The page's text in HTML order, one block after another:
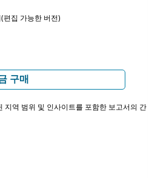
(편집 가능한 버전)
구매
지역 범위 및 인사이트를 포함한 보고서의 간